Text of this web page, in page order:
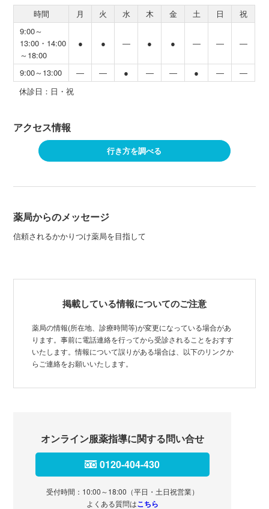
時間 月 火 水 木 金 土 日
祝
9:00～
13:00・14:00
～18:00
● ● ― ● ● ― ― ―
9:00～13:00 ― ― ● ― ― ● ―
―
休診日：日・祝
アクセス情報
行き方を調べる
薬局からのメッセージ
信頼されるかかりつけ薬局を目指して
掲載している情報についてのご注意
薬局の情報(所在地、診療時間等)が変更になっている場合があ
ります。事前に電話連絡を行ってから受診されることをおすす
いたします。情報について誤りがある場合は、以下のリンクか
らご連絡をお願いいたします。
オンライン服薬指導に関する問い合せ
0120-404-430
受付時間：10:00～18:00（平日・土日祝営業）
よくある質問はこちら